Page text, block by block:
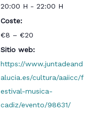
20:00 H - 22:00 H
Coste:
€8 – €20
Sitio web:
https://www.juntadeand
alucia.es/cultura/aaiicc/f
estival-musica-
cadiz/evento/98631/